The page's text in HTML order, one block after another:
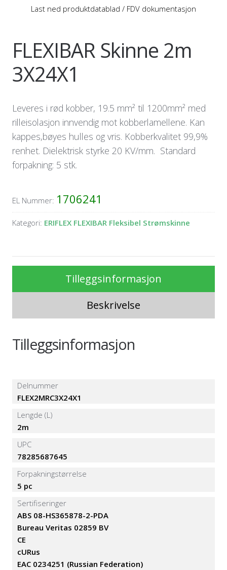
Last ned produktdatablad / FDV dokumentasjon
FLEXIBAR Skinne 2m
3X24X1
Leveres i rød kobber, 19.5 mm² til 1200mm² med
rilleisolasjon innvendig mot kobberlamellene. Kan
kappes,bøyes hulles og vris. Kobberkvalitet 99,9%
renhet. Dielektrisk styrke 20 KV/mm. Standard
forpakning: 5 stk.
EL Nummer: 1706241
Kategori: ERIFLEX FLEXIBAR Fleksibel Strømskinne
Tilleggsinformasjon
Beskrivelse
Tilleggsinformasjon
Delnummer
FLEX2MRC3X24X1
Lengde (L)
2m
UPC
78285687645
Forpakningstørrelse
5 pc
Sertifiseringer
ABS 08-HS365878-2-PDA
Bureau Veritas 02859 BV
CE
cURus
EAC 0234251 (Russian Federation)